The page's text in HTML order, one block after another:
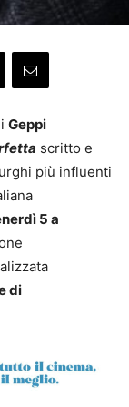
Geppi
scritto e
più influenti
5 a
di